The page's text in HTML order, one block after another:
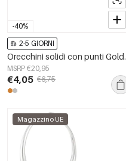
-40%
2-5 GIORNI
Orecchini
MSRP €20,95
€4,05 €6,75
Magazzino UE